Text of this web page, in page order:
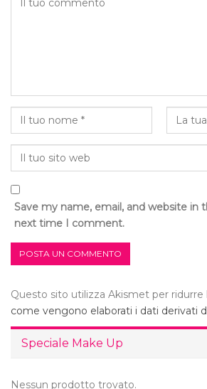
Save my name, email, and website in
next time I comment.
Questo sito utilizza Akismet per ridurre
come vengono elaborati i dati derivati
Speciale Make Up
Nessun prodotto trovato.